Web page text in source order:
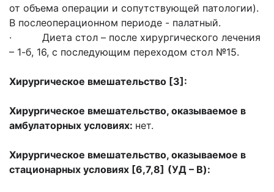
от объема операции и сопутствующей патологии).
В послеоперационном периоде - палатный.
· Диета стол – после хирургического лечения
– 1-б, 16, с последующим переходом стол №15.
Хирургическое вмешательство [3]:
Хирургическое вмешательство, оказываемое в
амбулаторных условиях: нет.
Хирургическое вмешательство, оказываемое в
стационарных условиях [6,7,8] (УД – B):